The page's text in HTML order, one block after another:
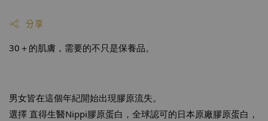
分享
30＋的肌膚，需要的不只是保養品。
男女皆在這個年紀開始出現膠原流失。
選擇 直得生醫Nippi膠原蛋白，全球認可的日本原廠膠原蛋白，